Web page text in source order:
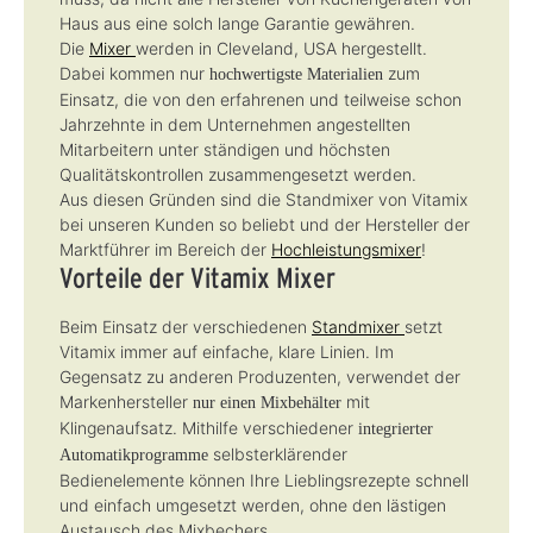
e
Haus aus eine solch lange Garantie gewähren.
Die Mixer werden in Cleveland, USA hergestellt.
Dabei kommen nur hochwertigste Materialien zum
Einsatz, die von den erfahrenen und teilweise schon
Jahrzehnte in dem Unternehmen angestellten
Mitarbeitern unter ständigen und höchsten
Qualitätskontrollen zusammengesetzt werden.
Aus diesen Gründen sind die Standmixer von Vitamix
bei unseren Kunden so beliebt und der Hersteller der
Marktführer im Bereich der Hochleistungsmixer!
Vorteile der Vitamix Mixer
Beim Einsatz der verschiedenen Standmixer setzt
Vitamix immer auf einfache, klare Linien. Im
Gegensatz zu anderen Produzenten, verwendet der
Markenhersteller nur einen Mixbehälter mit
Klingenaufsatz. Mithilfe verschiedener integrierter
Automatikprogramme selbsterklärender
Bedienelemente können Ihre Lieblingsrezepte schnell
und einfach umgesetzt werden, ohne den lästigen